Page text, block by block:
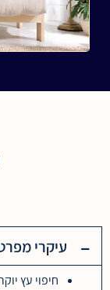
עיקרי
חיפוי עץ